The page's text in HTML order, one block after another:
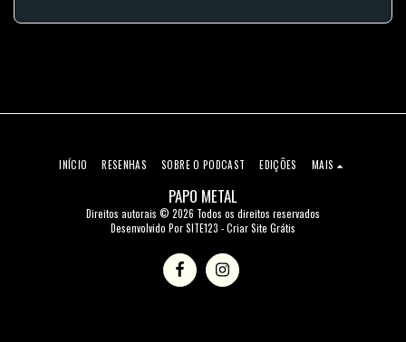
PAPO METAL
Direitos autorais © 2026 Todos os direitos reservados
Desenvolvido PorSITE123 -Criar Site Grátis
INÍCIO RESENHAS SOBRE O PODCAST EDIÇÕES MAIS